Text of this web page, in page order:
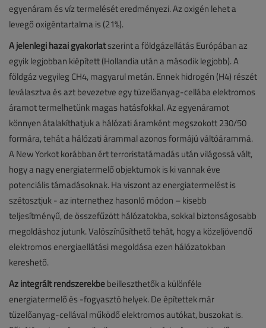
egyenáram és víz termelését eredményezi. Az oxigén lehet a
levegő oxigéntartalma is (21%).
A jelenlegi hazai gyakorlatszerint a földgázellátás Európában az
egyik legjobban kiépített (Hollandia után a második legjobb). A
földgáz vegyileg CH4, magyarul metán. Ennek hidrogén (H4) részét
leválasztva és azt bevezetve egy tüzelőanyag-cellába elektromos
áramot termelhetünk magas hatásfokkal. Az egyenáramot
könnyen átalakíthatjuk a hálózati áramként megszokott 230/50
formára, tehát a hálózati árammal azonos formájú váltóárammá.
A New Yorkot korábban ért terroristatámadás után világossá vált,
hogy a nagy energiatermelő objektumok is ki vannak éve
potenciális támadásoknak. Ha viszont az energiatermelést is
szétosztjuk - az internethez hasonló módon – kisebb
teljesítményű, de összefűzött hálózatokba, sokkal biztonságosabb
megoldáshoz jutunk. Valószínűsíthető tehát, hogy a közeljövendő
elektromos energiaellátási megoldása ezen hálózatokban
kereshető.
Az integrált rendszerekbebeilleszthetők a különféle
energiatermelő és -fogyasztó helyek. De építettek már
tüzelőanyag-cellával működő elektromos autókat, buszokat is.